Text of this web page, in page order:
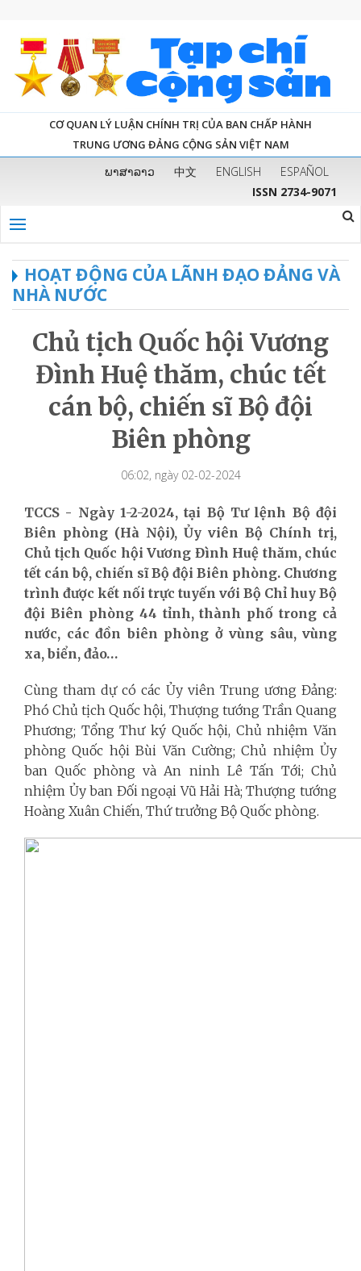
CƠ QUAN LÝ LUẬN CHÍNH TRỊ CỦA BAN CHẤP HÀNH
TRUNG ƯƠNG ĐẢNG CỘNG SẢN VIỆT NAM
ພາສາລາວ 中文 ENGLISH
ESPAÑOL
ISSN 2734-9071
HOẠT ĐỘNG CỦA LÃNH ĐẠO ĐẢNG VÀ
NHÀ NƯỚC
Chủ tịch Quốc hội Vương
Đình Huệ thăm, chúc tết
cán bộ, chiến sĩ Bộ đội
Biên phòng
06:02, ngày 02-02-2024
TCCS - Ngày 1-2-2024, tại Bộ Tư lệnh Bộ đội
Biên phòng (Hà Nội), Ủy viên Bộ Chính trị,
Chủ tịch Quốc hội Vương Đình Huệ thăm, chúc
tết cán bộ, chiến sĩ Bộ đội Biên phòng. Chương
trình được kết nối trực tuyến với Bộ Chỉ huy Bộ
đội Biên phòng 44 tỉnh, thành phố trong cả
nước, các đồn biên phòng ở vùng sâu, vùng
xa, biển, đảo…
Cùng tham dự có các Ủy viên Trung ương Đảng:
Phó Chủ tịch Quốc hội, Thượng tướng Trần Quang
Phương; Tổng Thư ký Quốc hội, Chủ nhiệm Văn
phòng Quốc hội Bùi Văn Cường; Chủ nhiệm Ủy
ban Quốc phòng và An ninh Lê Tấn Tới; Chủ
nhiệm Ủy ban Đối ngoại Vũ Hải Hà; Thượng tướng
Hoàng Xuân Chiến, Thứ trưởng Bộ Quốc phòng.